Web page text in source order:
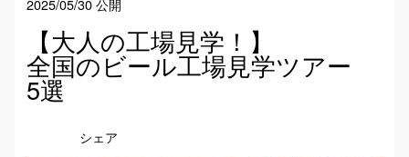
2025/05/30 公開
【大人の工場見学！】
全国のビール工場見学ツアー
5選
シェア